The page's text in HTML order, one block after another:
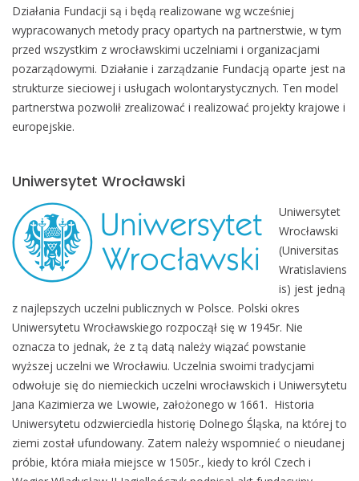
Działania Fundacji są i będą realizowane wg wcześniej
wypracowanych metody pracy opartych na partnerstwie, w tym
przed wszystkim z wrocławskimi uczelniami i organizacjami
pozarządowymi. Działanie i zarządzanie Fundacją oparte jest na
strukturze sieciowej i usługach wolontarystycznych. Ten model
partnerstwa pozwolił zrealizować i realizować projekty krajowe i
europejskie.
Uniwersytet Wrocławski
Uniwersytet
Wrocławski
(Universitas
Wratislaviens
is) jest jedną
z najlepszych uczelni publicznych w Polsce. Polski okres
Uniwersytetu Wrocławskiego rozpoczął się w 1945r. Nie
oznacza to jednak, że z tą datą należy wiązać powstanie
wyższej uczelni we Wrocławiu. Uczelnia swoimi tradycjami
odwołuje się do niemieckich uczelni wrocławskich i Uniwersytetu
Jana Kazimierza we Lwowie, założonego w 1661. Historia
Uniwersytetu odzwierciedla historię Dolnego Śląska, na której to
ziemi został ufundowany. Zatem należy wspomnieć o nieudanej
próbie, która miała miejsce w 1505r., kiedy to król Czech i